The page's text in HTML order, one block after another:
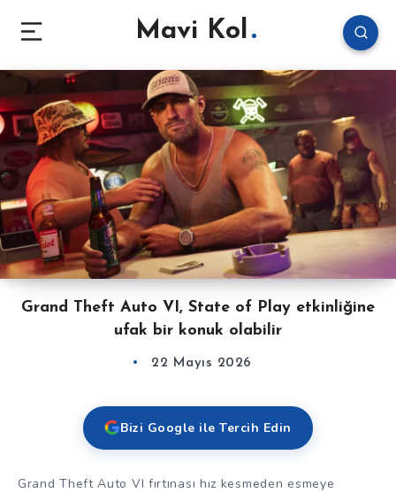
Mavi Kol
Grand Theft Auto VI, State of Play etkinliğine
ufak bir konuk olabilir
22 Mayıs 2026
Bizi Google ile Tercih Edin
Grand Theft Auto VI fırtınası hız kesmeden esmeye